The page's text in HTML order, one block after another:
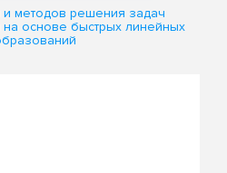
и методов решения задач
основе быстрых линейных